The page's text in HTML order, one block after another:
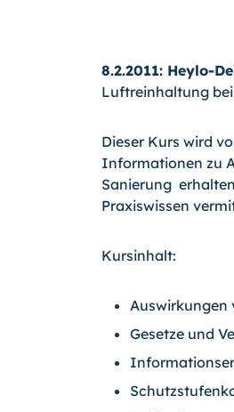
8.2.2011: Heylo-
Luftreinhaltung
Dieser Kurs wird
Informationen zu
Sanierung
Praxiswissen
Kursinhalt:
Gesetze und